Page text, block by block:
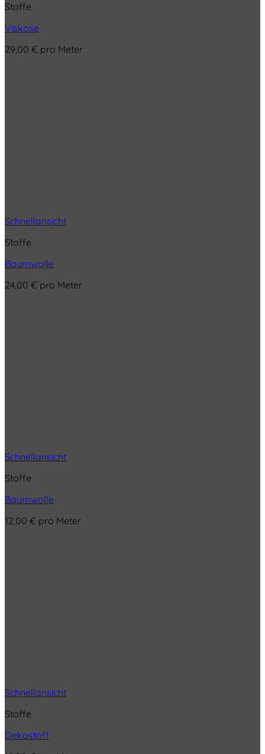
Stoffe
Viskose
29,00 € pro Meter
Schnellansicht
Stoffe
Baumwolle
24,00 € pro Meter
Schnellansicht
Stoffe
Baumwolle
12,00 € pro Meter
Schnellansicht
Stoffe
Dekostoff